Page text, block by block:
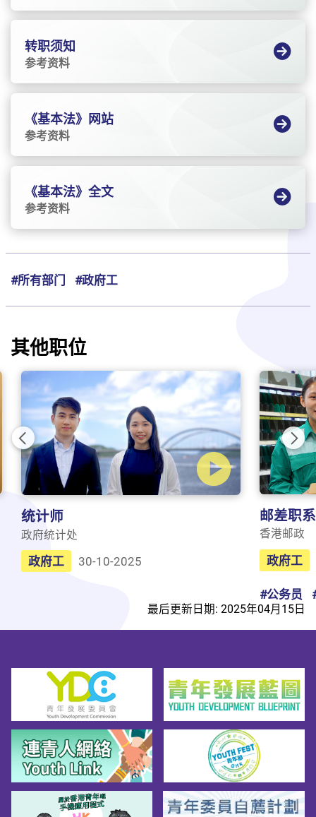
转职须知
参考资料
《基本法》网站
参考资料
《基本法》全文
参考资料
#所有部门 #政府工
其他职位
Previous
统计师
政府统计处
政府工 30-10-2025
邮差职系
香港邮政
政府工
#公务员
最后更新日期: 2025年04月15日